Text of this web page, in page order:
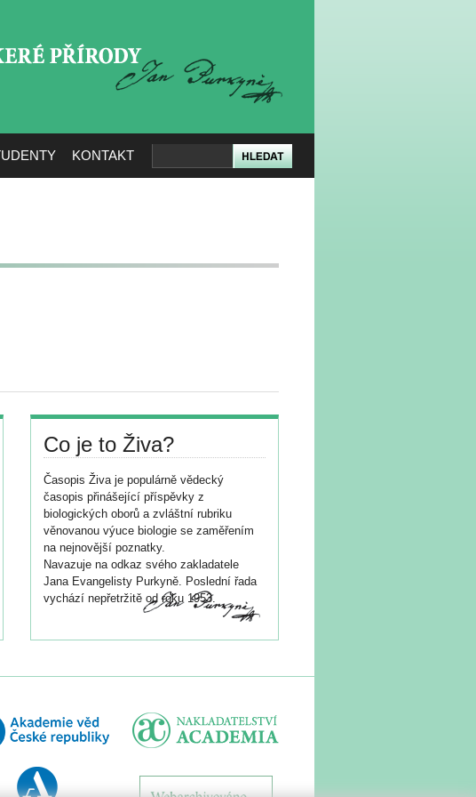
KONTAKT
Co je to Živa?
Časopis Živa je populárně vědecký
časopis přinášející příspěvky z
biologických oborů a zvláštní rubriku
věnovanou výuce biologie se zaměřením
na nejnovější poznatky.
Navazuje na odkaz svého zakladatele
Jana Evangelisty Purkyně. Poslední řada
vychází nepřetržitě od roku 1953.